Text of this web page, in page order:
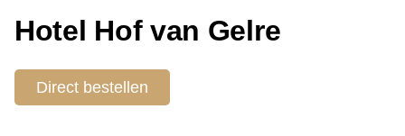
Hotel Hof van Gelre
Direct bestellen